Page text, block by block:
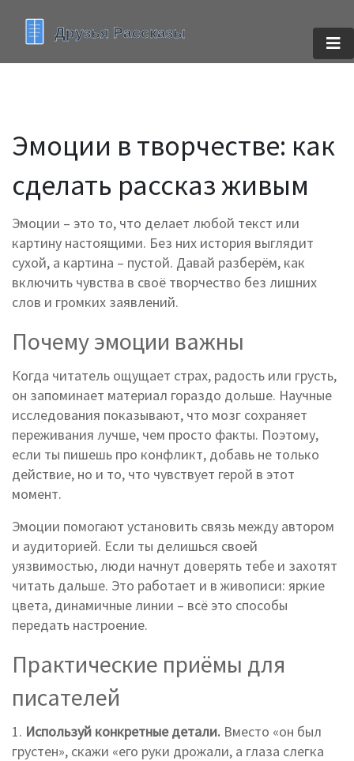
Эмоции в творчестве: как
сделать рассказ живым
Эмоции – это то, что делает любой текст или
картину настоящими. Без них история выглядит
сухой, а картина – пустой. Давай разберём, как
включить чувства в своё творчество без лишних
слов и громких заявлений.
Почему эмоции важны
Когда читатель ощущает страх, радость или грусть,
он запоминает материал гораздо дольше. Научные
исследования показывают, что мозг сохраняет
переживания лучше, чем просто факты. Поэтому,
если ты пишешь про конфликт, добавь не только
действие, но и то, что чувствует герой в этот
момент.
Эмоции помогают установить связь между автором
и аудиторией. Если ты делишься своей
уязвимостью, люди начнут доверять тебе и захотят
читать дальше. Это работает и в живописи: яркие
цвета, динамичные линии – всё это способы
передать настроение.
Практические приёмы для
писателей
1. Используй конкретные детали. Вместо «он был
грустен», скажи «его руки дрожали, а глаза слегка